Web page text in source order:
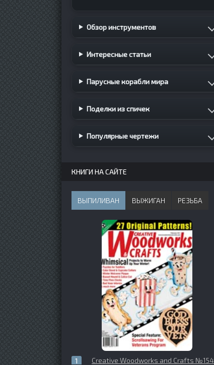
Обзор инструментов
Интересные статьи
Парусные корабли мира
Поделки из спичек
Популярные чертежи
КНИГИ НА САЙТЕ
ВЫПИЛИВАН ВЫЖИГАН РЕЗЬБА
Creative Woodworks and Crafts №154 (2011-02)